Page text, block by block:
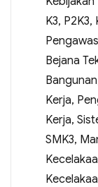
K3,
Bejana
Kerja,
Kerja,
SMK3,